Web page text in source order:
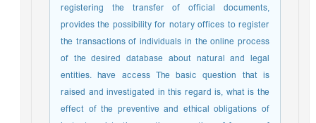
registering the transfer of official documents,
provides the possibility for notary offices to register
the transactions of individuals in the online process
of the desired database about natural and legal
entities. have access The basic question that is
raised and investigated in this regard is, what is the
effect of the preventive and ethical obligations of